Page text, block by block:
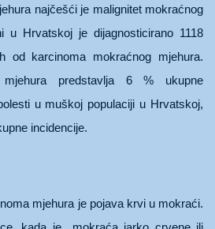
najčešći je malignitet mokraćnog
u Hrvatskoj je dijagnosticirano 1118
od karcinoma mokraćnog mjehura.
mjehura predstavlja 6 % ukupne
u muškoj populaciji u Hrvatskoj,
incidencije.
mjehura je pojava krvi u mokraći.